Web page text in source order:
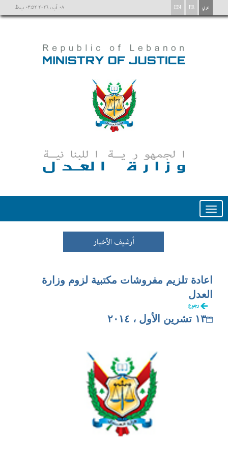
٠٨ آب ، ٢٠٢٦ ٠٣:٥٢ ب.ظ EN FR عربي
Toggle
أرشيف الأخبار
اعادة تلزيم مفروشات مكتبية لزوم وزارة
العدل
رجوع
١٣ تشرين الأول ، ٢٠١٤